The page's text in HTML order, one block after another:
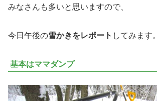
みなさんも多いと思いますので、
今日午後の雪かきをレポート してみます。
基本はママダンプ